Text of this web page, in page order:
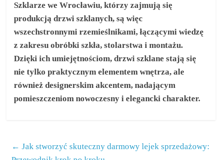
Szklarze we Wrocławiu, którzy zajmują się
produkcją drzwi szklanych, są więc
wszechstronnymi rzemieślnikami, łączącymi wiedzę
z zakresu obróbki szkła, stolarstwa i montażu.
Dzięki ich umiejętnościom, drzwi szklane stają się
nie tylko praktycznym elementem wnętrza, ale
również designerskim akcentem, nadającym
pomieszczeniom nowoczesny i elegancki charakter.
← Jak stworzyć skuteczny darmowy lejek sprzedażowy: